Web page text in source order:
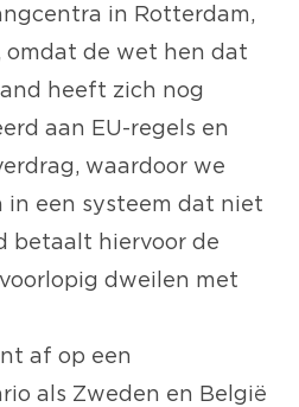
in Rotterdam,
omdat de wet hen dat
heeft zich nog
aan EU-regels en
waardoor we
een systeem dat niet
betaalt hiervoor de
dweilen met
af op een
als Zweden en België